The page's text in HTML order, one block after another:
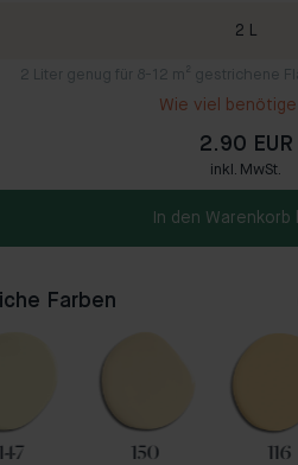
2 L
2 Liter genug für 8-12 m² gestrichene
Wie viel
2.90 EUR
inkl. MwSt.
In den Warenkorb
Farben
147 150 116